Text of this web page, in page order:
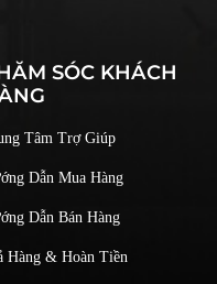
SÓC KHÁCH
Tâm Trợ Giúp
Dẫn Mua Hàng
Dẫn Bán Hàng
Hàng & Hoàn Tiền